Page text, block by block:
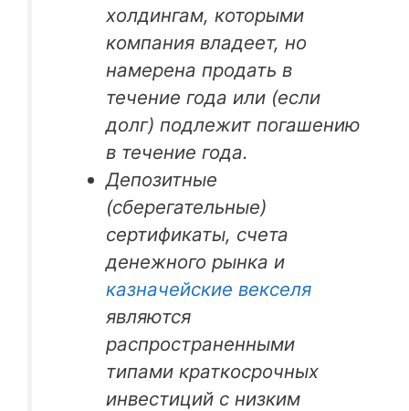
холдингам, которыми
компания владеет, но
намерена продать в
течение года или (если
долг) подлежит погашению
в течение года.
Депозитные
(сберегательные)
сертификаты, счета
денежного рынка и
казначейские векселя
являются
распространенными
типами краткосрочных
инвестиций с низким